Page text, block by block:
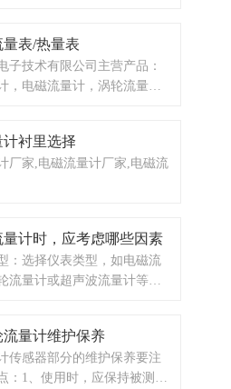
接电气自动化项目。
表/热量表
子技术有限公司主营产品：
，电磁流量计，涡轮流量
接电气自动化项目。
计衬里选择
厂家,电磁流量计厂家,电磁流
量计时，应考虑哪些因素
：选择仪表类型，如电磁流
流量计或超声波流量计等，
流量计维护保养
传感器部分的维护保养要注
：1、使用时，应保持被测介